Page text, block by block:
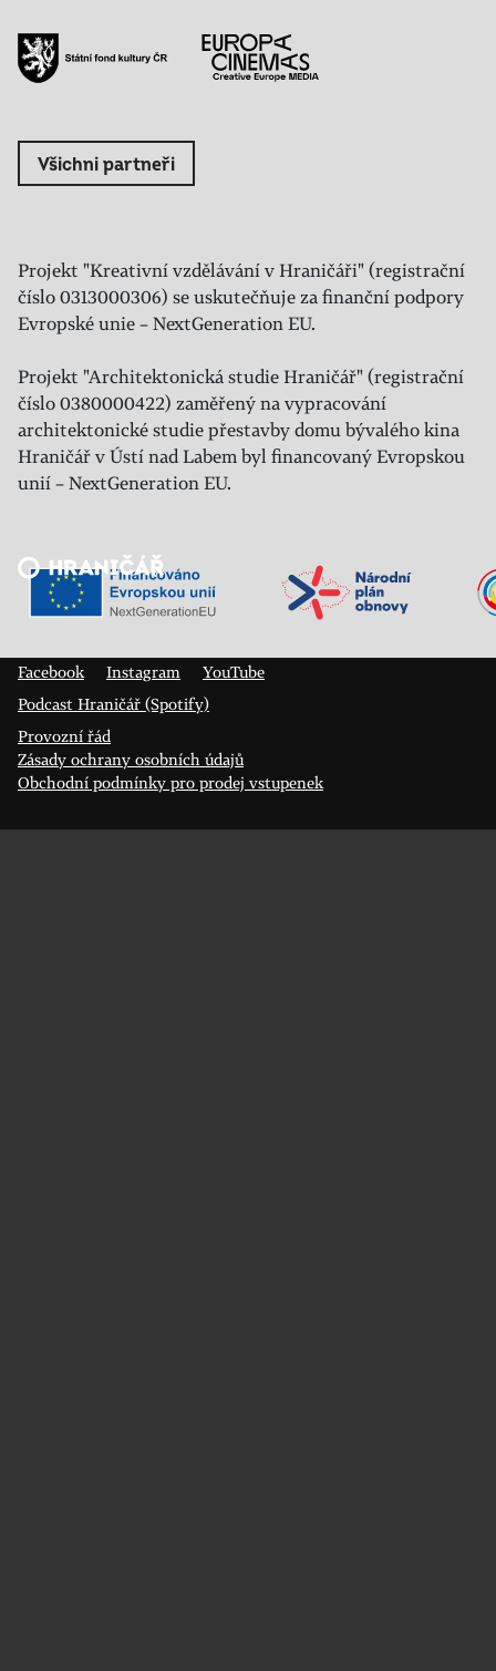
Všichni partneři
Projekt "Kreativní vzdělávání v Hraničáři" (registrační
číslo 0313000306) se uskutečňuje za finanční podpory
Evropské unie – NextGeneration EU.
Projekt "Architektonická studie Hraničář" (registrační
číslo 0380000422) zaměřený na vypracování
architektonické studie přestavby domu bývalého kina
Hraničář v Ústí nad Labem byl financovaný Evropskou
unií – NextGeneration EU.
Veřejný sál Hraničář, spolek
Facebook
Instagram
YouTube
Podcast Hraničář (Spotify)
Provozní řád
Zásady ochrany osobních údajů
Obchodní podmínky pro prodej vstupenek